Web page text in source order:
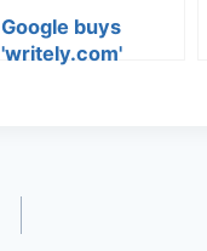
Google buys
'writely.com'